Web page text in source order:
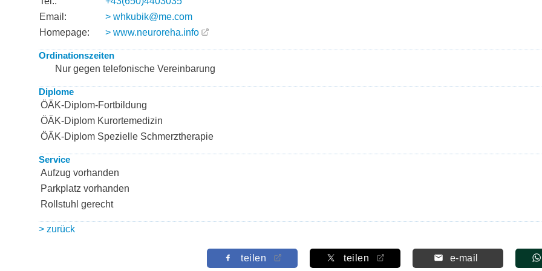
Email:
> whkubik@me.com
Homepage:
> www.neuroreha.info
Ordinationszeiten
Nur gegen telefonische Vereinbarung
Diplome
ÖÄK-Diplom-Fortbildung
ÖÄK-Diplom Kurortemedizin
ÖÄK-Diplom Spezielle Schmerztherapie
Service
Aufzug vorhanden
Parkplatz vorhanden
Rollstuhl gerecht
> zurück
teilen teilen e-mail